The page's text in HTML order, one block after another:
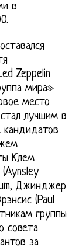
в
Zeppelin
мира»
место
лучшим в
кандидатов
Клем
Джинджер
(Paul
группы
совета
за